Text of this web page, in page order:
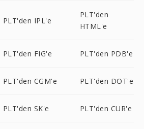
PLT'den IPL'e
PLT'den
HTML'e
PLT'den FIG'e PLT'den PDB'e
PLT'den CGM'e PLT'den DOT'e
PLT'den SK'e PLT'den CUR'e